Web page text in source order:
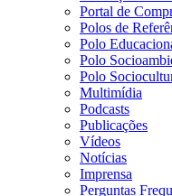
Portal de
Polos de
Polo
Polo
Polo
Multimídia
Podcasts
Publicações
Vídeos
Notícias
Imprensa
Perguntas